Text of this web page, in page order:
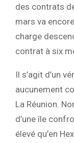
des contrats
mars va
charge
contrat à six
Il s’agit d’un
aucunement
La Réunion.
d’une île
élevé qu’en